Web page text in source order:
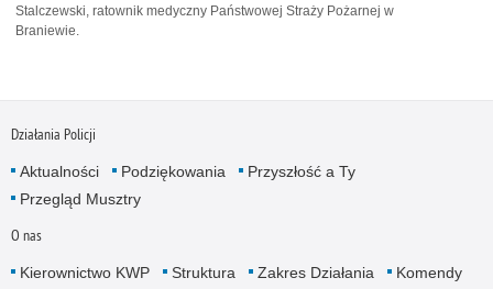
Stalczewski, ratownik medyczny Państwowej Straży Pożarnej w
Braniewie.
Działania Policji
Aktualności Podziękowania
Przyszłość a Ty
Przegląd Musztry
O nas
Kierownictwo KWP Struktura Zakres Działania
Komendy